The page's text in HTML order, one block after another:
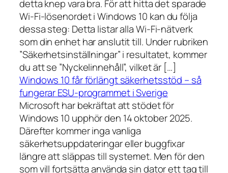
detta knep vara bra. För att hitta det sparade
Wi-Fi-lösenordet i Windows 10 kan du följa
dessa steg: Detta listar alla Wi-Fi-nätverk
som din enhet har anslutit till. Under rubriken
”Säkerhetsinställningar” i resultatet, kommer
du att se ”Nyckelinnehåll”, vilket är […]
Windows 10 får förlängt säkerhetsstöd – så
fungerar ESU-programmet i Sverige
Microsoft har bekräftat att stödet för
Windows 10 upphör den 14 oktober 2025.
Därefter kommer inga vanliga
säkerhetsuppdateringar eller buggfixar
längre att släppas till systemet. Men för den
som vill fortsätta använda sin dator ett tag till